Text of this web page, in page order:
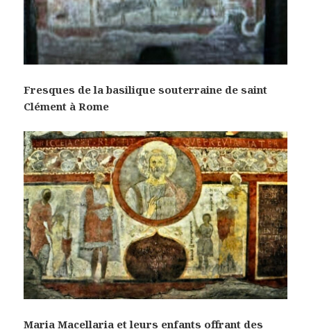
Fresques de la basilique souterraine de saint
Clément à Rome
Maria Macellaria et leurs enfants offrant des